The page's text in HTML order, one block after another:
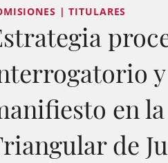
| TITULARES
en
de